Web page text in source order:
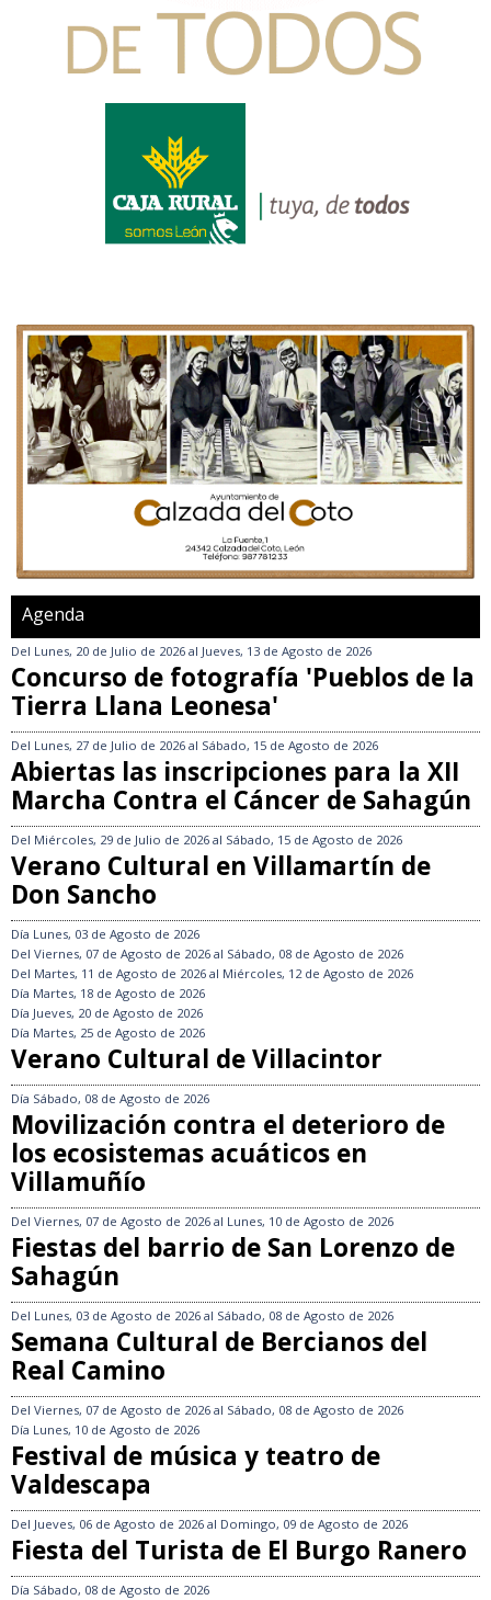
Agenda
Del Lunes, 20 de Julio de 2026 al Jueves, 13 de Agosto de 2026
Concurso de fotografía 'Pueblos de la
Tierra Llana Leonesa'
Del Lunes, 27 de Julio de 2026 al Sábado, 15 de Agosto de 2026
Abiertas las inscripciones para la XII
Marcha Contra el Cáncer de Sahagún
Del Miércoles, 29 de Julio de 2026 al Sábado, 15 de Agosto de 2026
Verano Cultural en Villamartín de
Don Sancho
Día Lunes, 03 de Agosto de 2026
Del Viernes, 07 de Agosto de 2026 al Sábado, 08 de Agosto de 2026
Del Martes, 11 de Agosto de 2026 al Miércoles, 12 de Agosto de 2026
Día Martes, 18 de Agosto de 2026
Día Jueves, 20 de Agosto de 2026
Día Martes, 25 de Agosto de 2026
Verano Cultural de Villacintor
Día Sábado, 08 de Agosto de 2026
Movilización contra el deterioro de
los ecosistemas acuáticos en
Villamuñío
Del Viernes, 07 de Agosto de 2026 al Lunes, 10 de Agosto de 2026
Fiestas del barrio de San Lorenzo de
Sahagún
Del Lunes, 03 de Agosto de 2026 al Sábado, 08 de Agosto de 2026
Semana Cultural de Bercianos del
Real Camino
Del Viernes, 07 de Agosto de 2026 al Sábado, 08 de Agosto de 2026
Día Lunes, 10 de Agosto de 2026
Festival de música y teatro de
Valdescapa
Del Jueves, 06 de Agosto de 2026 al Domingo, 09 de Agosto de 2026
Fiesta del Turista de El Burgo Ranero
Día Sábado, 08 de Agosto de 2026